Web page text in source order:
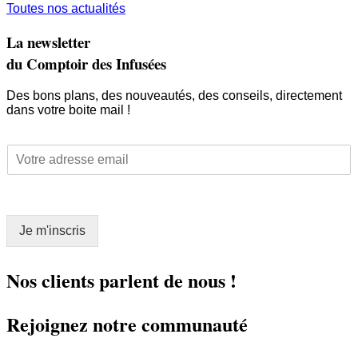
Toutes nos actualités
La newsletter
du Comptoir des Infusées
Des bons plans, des nouveautés, des conseils, directement
dans votre boite mail !
E
m
a
i
l
m
l
Je m'inscris
Nos clients parlent de nous !
Rejoignez notre communauté